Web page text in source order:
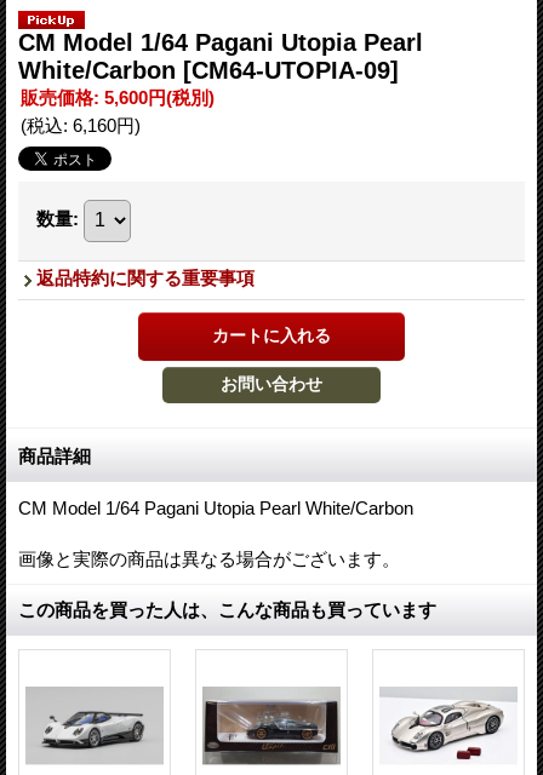
CM Model 1/64 Pagani Utopia Pearl
White/Carbon [CM64-UTOPIA-09]
販売価格: 5,600円(税別)
(税込: 6,160円)
数量:
返品特約に関する重要事項
商品詳細
CM Model 1/64 Pagani Utopia Pearl White/Carbon
画像と実際の商品は異なる場合がございます。
この商品を買った人は、こんな商品も買っています